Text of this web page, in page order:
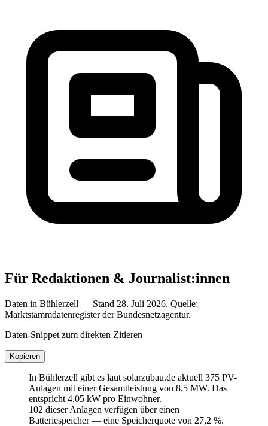
Für Redaktionen & Journalist:innen
Daten in Bühlerzell — Stand 28. Juli 2026. Quelle:
Marktstammdatenregister der Bundesnetzagentur.
Daten-Snippet zum direkten Zitieren
Kopieren
In Bühlerzell gibt es laut solarzubau.de aktuell 375 PV-
Anlagen mit einer Gesamtleistung von 8,5 MW. Das
entspricht 4,05 kW pro Einwohner.
102 dieser Anlagen verfügen über einen
Batteriespeicher — eine Speicherquote von 27,2 %.